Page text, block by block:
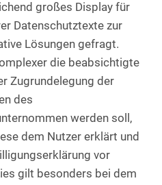
großes Display für
Datenschutztexte zur
Lösungen gefragt.
die beabsichtigte
Zugrundelegung der
des
werden soll,
dem Nutzer erklärt und
vor
gilt besonders bei dem